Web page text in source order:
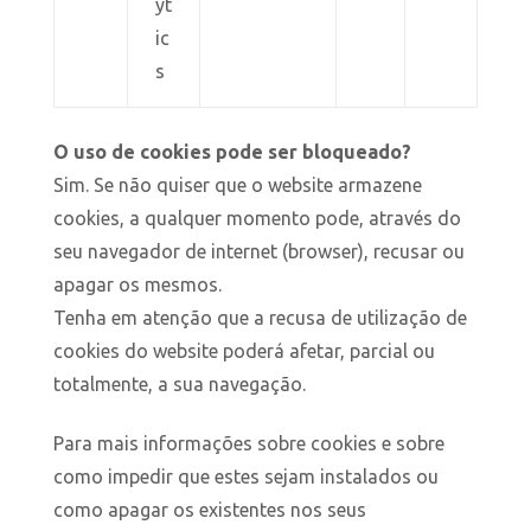
yt
ic
s
O uso de cookies pode ser bloqueado?
Sim. Se não quiser que o website armazene
cookies, a qualquer momento pode, através do
seu navegador de internet (browser), recusar ou
apagar os mesmos.
Tenha em atenção que a recusa de utilização de
cookies do website poderá afetar, parcial ou
totalmente, a sua navegação.
Para mais informações sobre cookies e sobre
como impedir que estes sejam instalados ou
como apagar os existentes nos seus